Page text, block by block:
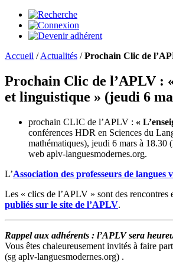
Accueil /Actualités /Prochain Clic de
Prochain Clic de l’APLV :
et linguistique » (jeudi 6
prochain CLIC de l’APLV : «
conférences HDR en Sciences du
mathématiques), jeudi 6 mars à 18.30
web aplv-languesmodernes.org.
L’Association des professeurs de langues
Les « clics de l’APLV » sont des rencontres
publiés sur le site de l’APLV.
Rappel aux adhérents : l’APLV sera
Vous êtes chaleureusement invités à faire
(sg aplv-languesmodernes.org) .